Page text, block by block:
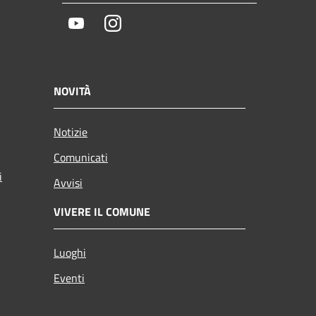
YoutubeInstagram
NOVITÀ
Notizie
Comunicati
Avvisi
VIVERE IL COMUNE
Luoghi
Eventi